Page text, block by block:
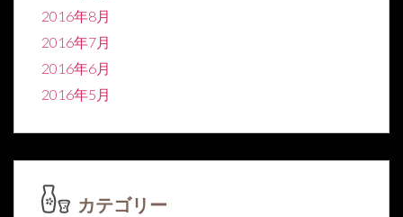
2016年8月
2016年7月
2016年6月
2016年5月
カテゴリー